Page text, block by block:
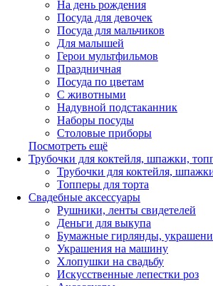
На день рождения
Посуда для девочек
Посуда для мальчиков
Для малышей
Герои мультфильмов
Праздничная
Посуда по цветам
С животными
Надувной подстаканник
Наборы посуды
Столовые приборы
Посмотреть ещё
Трубочки для коктейля, шпажки,
Трубочки для коктейля,
Топперы для торта
Свадебные аксессуары
Рушники, ленты свидетелей
Деньги для выкупа
Бумажные гирлянды,
Украшения на машину
Хлопушки на свадьбу
Искусственные лепестки роз